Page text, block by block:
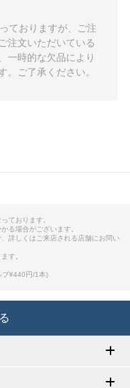
ておりますが、ご注
注文いただいている
一時的な欠品により
。ご了承ください。
ております。
る場合がございます。
詳しくはご来店される店舗にお問い
す。
¥440円/1本)